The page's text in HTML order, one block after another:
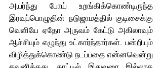
அயர்ந்து போய் உறங்கிக்கொண்டிருந்த
இரவுப்பொழுதின் நடுஜாமத்தில் குடிசைக்கு
வெளியே ஏதோ அருவம் கேட்டு அகிலாவும்
ஆச்சியும் எழுந்து உட்கார்ந்தார்கள். பன்றியும்
விழித்துக்கொண்டு நடப்பதை என்னவென்று